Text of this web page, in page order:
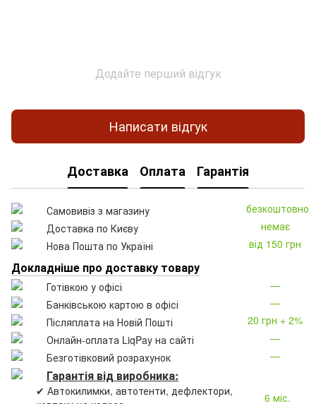
Додайте перший відгук
Написати відгук
Доставка Оплата Гарантія
Самовивіз з магазину
безкоштовно
Доставка по Києву
немає
Нова Пошта по Україні
від 150 грн
Докладніше про доставку товару
Готівкою у офісі
—
Банківською картою в офісі
—
Післяплата на Новій Пошті
20 грн + 2%
Онлайн-оплата LiqPay на сайті
—
Безготівковий розрахунок
—
Гарантія від виробника:
✔ Автокилимки, автотенти, дефлектори,
6 міс.